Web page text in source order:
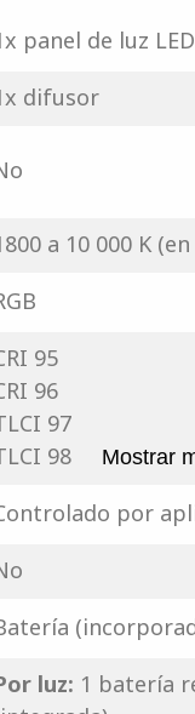
panel de luz LED
difusor
a 10 000 K
95
96
97
98
Mostrar
por
luz: 1 batería